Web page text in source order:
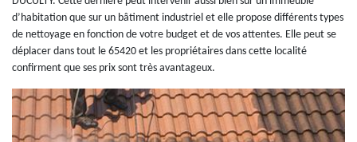
d’habitation que sur un bâtiment industriel et elle propose différents types
de nettoyage en fonction de votre budget et de vos attentes. Elle peut se
déplacer dans tout le 65420 et les propriétaires dans cette localité
confirment que ses prix sont très avantageux.